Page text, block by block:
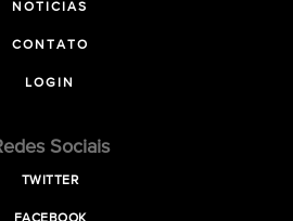
NOTICIAS
CONTATO
LOGIN
Sociais
TWITTER